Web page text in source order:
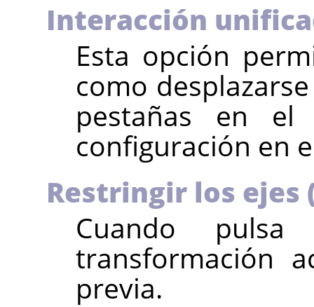
Interacción
Esta opción
como
pestañas en
configuración en
Restringir los ejes
Cuando
transformación
previa.